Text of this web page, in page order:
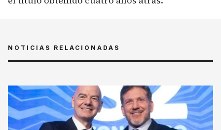
NOTICIAS RELACIONADAS